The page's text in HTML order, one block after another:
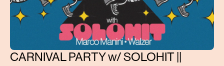
CARNIVAL PARTY w/ SOLOHIT ||